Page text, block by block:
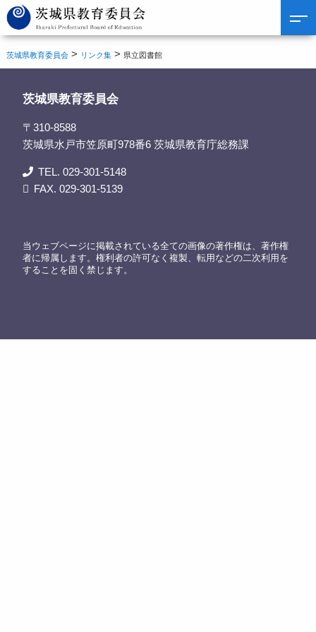
茨城県教育委員会 > リンク集 > 県立図書館
茨城県教育委員会
〒310-8588
茨城県水戸市笠原町978番6 茨城県教育庁総務課
TEL. 029-301-5148
FAX. 029-301-5139
当ウェブページに掲載されている全ての画像の著作権は、著作権
者に帰属します。権利者の許可なく複製、転用などの二次利用を
することを固く禁じます。